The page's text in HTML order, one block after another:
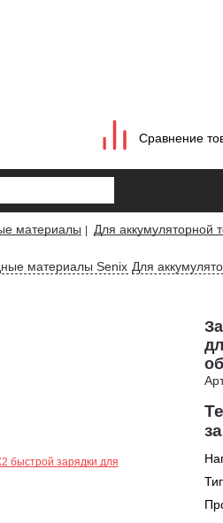
Сравнение
материалы Для аккумуляторной
материалы Senix Для